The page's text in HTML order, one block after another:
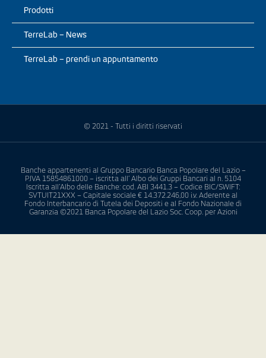
Prodotti
TerreLab – News
TerreLab – prendi un appuntamento
© 2021 - Tutti i diritti riservati
Banche appartenenti al Gruppo Bancario Banca Popolare del Lazio –
P.IVA 15854861000 – iscritta all’ Albo dei Gruppi Bancari al n. 5104
Iscritta all’Albo delle Banche: cod. ABI 3441.3 – Codice BIC/SWIFT:
SVTUIT21XXX – Capitale sociale € 14.372.246,00 i.v. Aderente al
Fondo Interbancario di Tutela dei Depositi e al Fondo Nazionale di
Garanzia ©2021 Banca Popolare del Lazio Soc. Coop. per Azioni